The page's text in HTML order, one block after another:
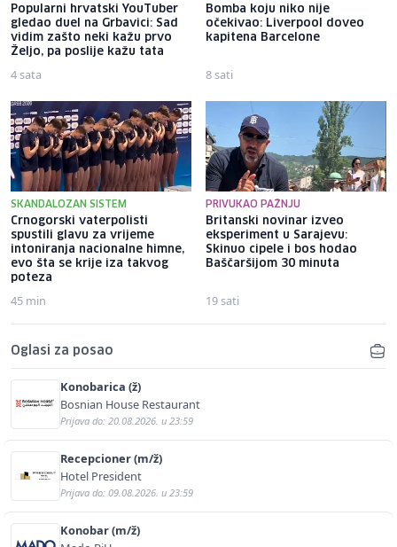
Popularni hrvatski YouTuber
gledao duel na Grbavici: Sad
vidim zašto neki kažu prvo
Željo, pa poslije kažu tata
4 sata
Bomba koju niko nije
očekivao: Liverpool doveo
kapitena Barcelone
8 sati
SKANDALOZAN SISTEM
Crnogorski vaterpolisti
spustili glavu za vrijeme
intoniranja nacionalne himne,
evo šta se krije iza takvog
poteza
45 min
PRIVUKAO PAŽNJU
Britanski novinar izveo
eksperiment u Sarajevu:
Skinuo cipele i bos hodao
Baščaršijom 30 minuta
19 sati
Oglasi za posao
Konobarica (ž)
Bosnian House Restaurant
Prijava do: 20.08.2026. u 23:59
Recepcioner (m/ž)
Hotel President
Prijava do: 09.08.2026. u 23:59
Konobar (m/ž)